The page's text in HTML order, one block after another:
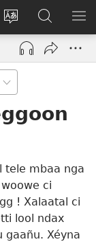
Tànnal
beneen
làkk
Ngir
Konektewu
(opens
Seet
dara
ci
tele mbaa nga
ci
! Xalaatal ci
lool ndax
gaañu. Xéyna